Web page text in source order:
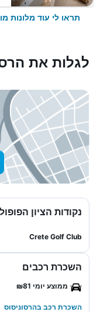
תראו לי עוד מלונות
לגלות את
נקודות הציון
Crete Golf Club
השכרת רכבים
ממוצע יומי ₪81
השכרת רכב בהרסוניסוס